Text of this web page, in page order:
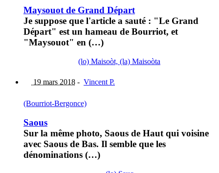
Maysouot de Grand Départ
Je suppose que l'article a sauté : "Le Grand
Départ" est un hameau de Bourriot, et
"Maysouot" en (…)
(lo) Maisoòt, (la) Maisoòta
19 mars 2018 - Vincent P.
(Bourriot-Bergonce)
Saous
Sur la même photo, Saous de Haut qui voisine
avec Saous de Bas. Il semble que les
dénominations (…)